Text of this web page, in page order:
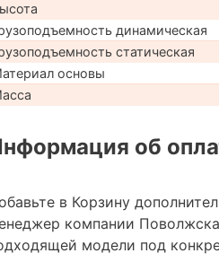
динамическая
статическая
основы
об
в Корзину
компании
модели под